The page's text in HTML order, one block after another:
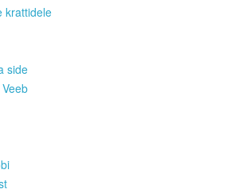
krattidele
side